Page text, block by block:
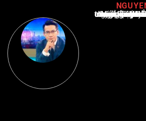
Nguyễn Văn Minh là một trong những chuyên gia hàng đầu về báo cáo tin tức thể thao tại Việt Nam, với hơn 10 năm hoạt động trong